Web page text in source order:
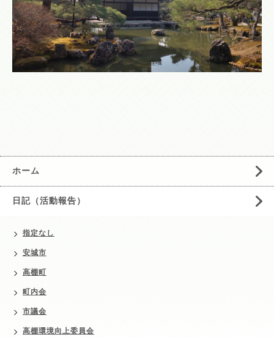
ホーム
日記（活動報告）
指定なし
安城市
高棚町
町内会
市議会
高棚環境向上委員会